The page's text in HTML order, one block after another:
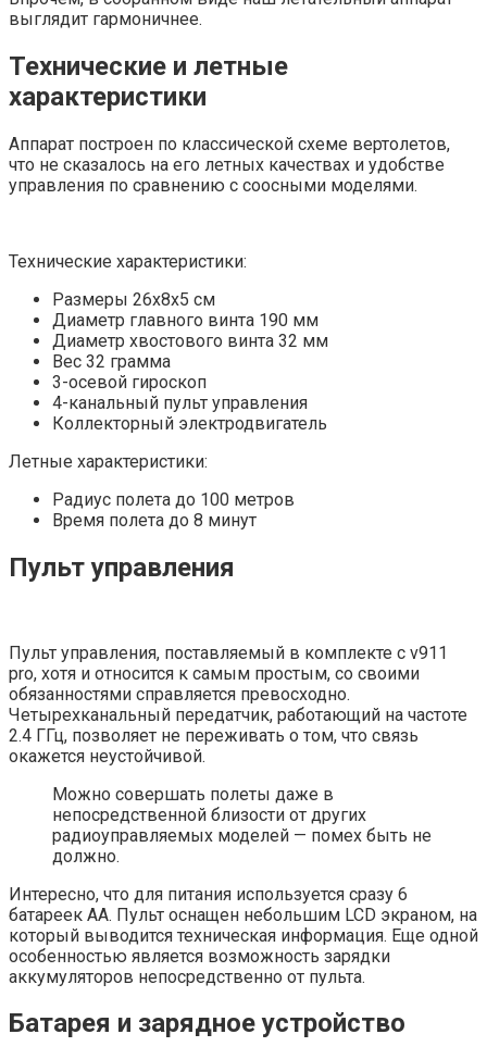
выглядит гармоничнее.
Технические и летные
характеристики
Аппарат построен по классической схеме вертолетов,
что не сказалось на его летных качествах и удобстве
управления по сравнению с соосными моделями.
Технические характеристики:
Размеры 26х8х5 см
Диаметр главного винта 190 мм
Диаметр хвостового винта 32 мм
Вес 32 грамма
3-осевой гироскоп
4-канальный пульт управления
Коллекторный электродвигатель
Летные характеристики:
Радиус полета до 100 метров
Время полета до 8 минут
Пульт управления
Пульт управления, поставляемый в комплекте с v911
pro, хотя и относится к самым простым, со своими
обязанностями справляется превосходно.
Четырехканальный передатчик, работающий на частоте
2.4 ГГц, позволяет не переживать о том, что связь
окажется неустойчивой.
Можно совершать полеты даже в
непосредственной близости от других
радиоуправляемых моделей — помех быть не
должно.
Интересно, что для питания используется сразу 6
батареек АА. Пульт оснащен небольшим LCD экраном, на
который выводится техническая информация. Еще одной
особенностью является возможность зарядки
аккумуляторов непосредственно от пульта.
Батарея и зарядное устройство